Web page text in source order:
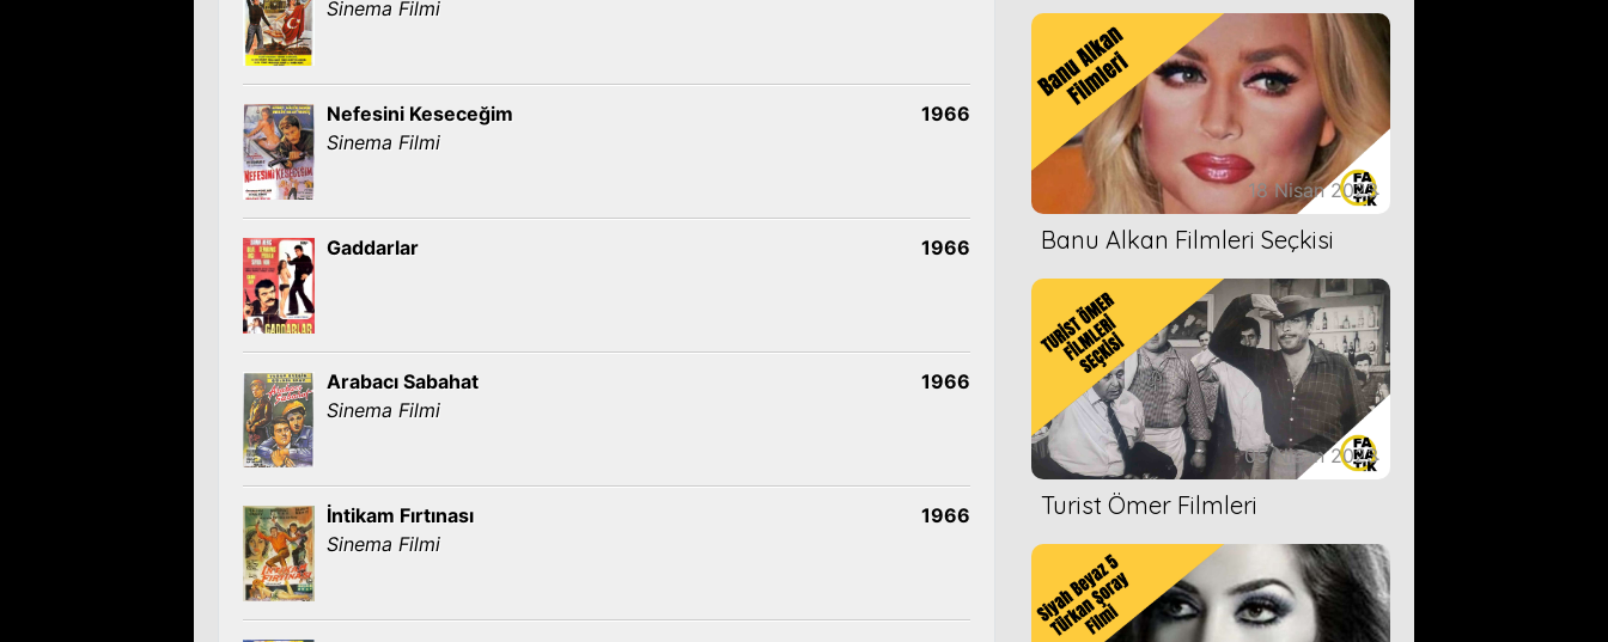
Sinema Filmi
Nefesini Keseceğim
Sinema Filmi
1966
Gaddarlar 1966
Arabacı Sabahat
Sinema Filmi
1966
İntikam Fırtınası
Sinema Filmi
1966
18 Nisan 2023
Banu Alkan Filmleri Seçkisi
05 Nisan 2023
Turist Ömer Filmleri